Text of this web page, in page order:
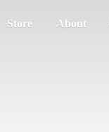
Store About